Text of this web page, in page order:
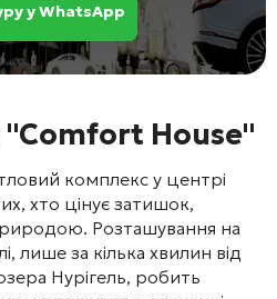
у WhatsApp
House"
комплекс у центрі
хто цінує затишок,
Розташування на
лише за кілька хвилин від
Нурігель, робить